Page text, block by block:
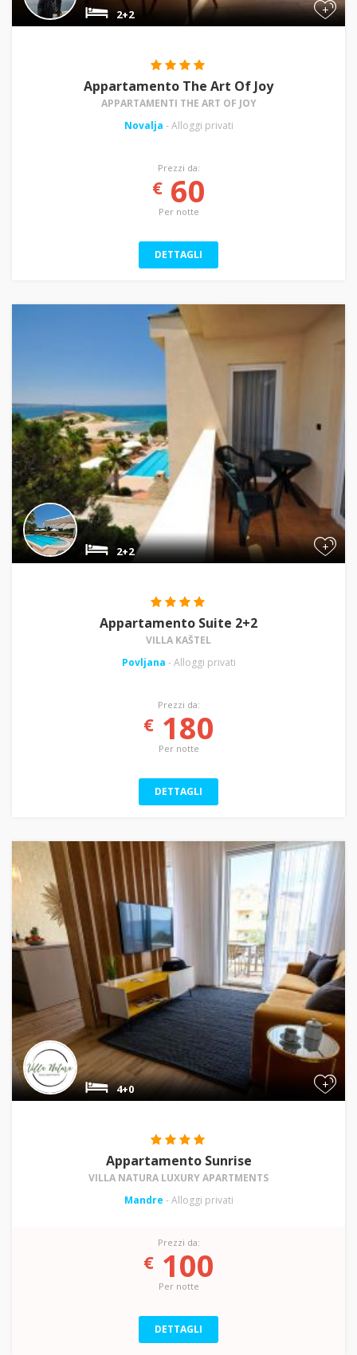
+
2+2
Appartamento The Art Of Joy
APPARTAMENTI THE ART OF JOY
Novalja - Alloggi privati
Prezzi da:
€60
Per notte
DETTAGLI
+
2+2
Appartamento Suite 2+2
VILLA KAŠTEL
Povljana - Alloggi privati
Prezzi da:
€180
Per notte
DETTAGLI
+
4+0
Appartamento Sunrise
VILLA NATURA LUXURY APARTMENTS
Mandre - Alloggi privati
Prezzi da:
€100
Per notte
DETTAGLI